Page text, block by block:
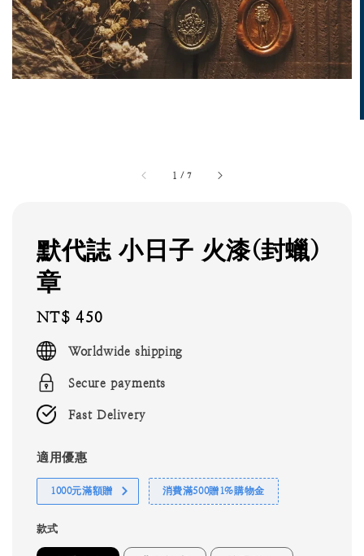
1 /7
默代誌 小日子 火漆(封蠟)
章
Regular
price
NT$ 450
Worldwide shipping
Secure payments
Fast Delivery
適用優惠
1000元滿額贈 消費滿500贈1%購物金
款式